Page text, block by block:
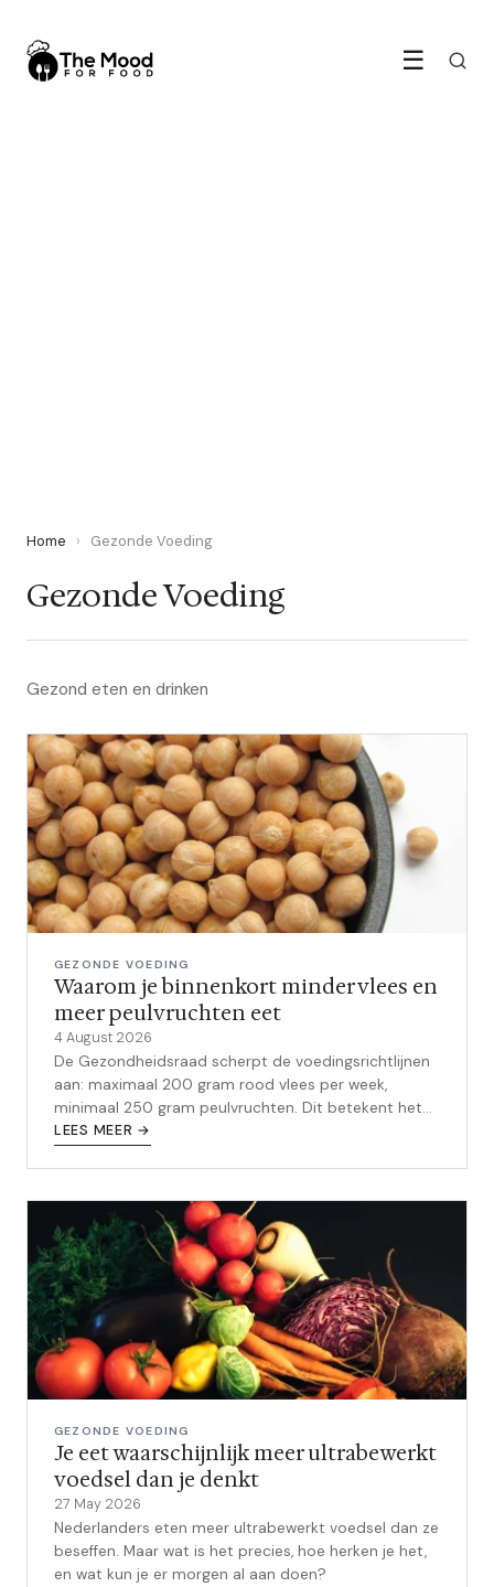
☰
Home › Gezonde Voeding
Gezonde Voeding
Gezond eten en drinken
GEZONDE VOEDING
Waarom je binnenkort minder vlees en
meer peulvruchten eet
4 August 2026
De Gezondheidsraad scherpt de voedingsrichtlijnen
aan: maximaal 200 gram rood vlees per week,
minimaal 250 gram peulvruchten. Dit betekent het
voor jouw dagelijkse maaltijd.
LEES MEER →
GEZONDE VOEDING
Je eet waarschijnlijk meer ultrabewerkt
voedsel dan je denkt
27 May 2026
Nederlanders eten meer ultrabewerkt voedsel dan ze
beseffen. Maar wat is het precies, hoe herken je het,
en wat kun je er morgen al aan doen?